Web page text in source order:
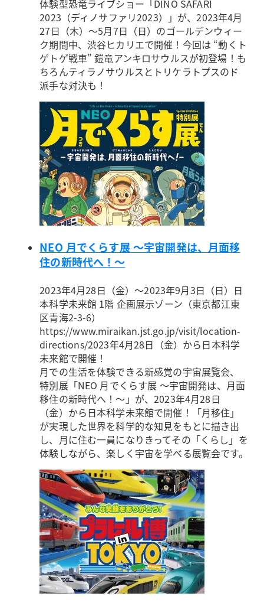
体験型恐竜ライブショー「DINO SAFARI
2023（ディノサファリ2023）」が、2023年4月
27日（木）～5月7日（日）のゴールデンウィー
ク期間中、渋谷ヒカリエで開催！今回は “動くト
ゲトゲ戦車” 鎧竜アンキロサウルスが初登場！も
ちろんティラノサウルスとトリケラトプスのド
派手な対決も！
NEO 月でくらす展 ～宇宙開発は、月面移
住の新時代へ！～
2023年4月28日（金）～2023年9月3日（日） 日
本科学未来館 1階 企画展示ゾーン（東京都江東
区青海2-3-6）
https://www.miraikan.jst.go.jp/visit/location-
directions/2023年4月28日（金）から日本科学
未来館で開催！
月での生活を体験できる新感覚の宇宙展覧会、
特別展「NEO 月でくらす展 ～宇宙開発は、月面
移住の新時代へ！～」が、2023年4月28日
（金）から日本科学未来館で開催！「月移住」
が実現した世界を科学的な知見をもとに描き出
し、月に住む一員になりきってその「くらし」を
体験しながら、楽しく宇宙を学べる展覧会です。